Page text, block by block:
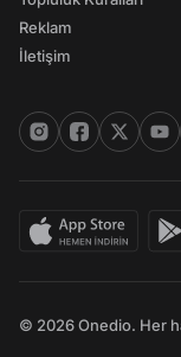
Reklam
İletişim
© 2026 Onedio. Her